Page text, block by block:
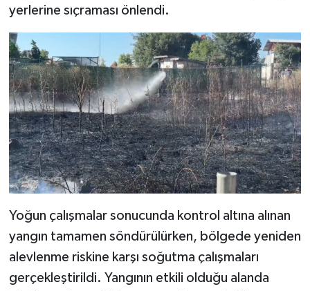
yerlerine sıçraması önlendi.
Yoğun çalışmalar sonucunda kontrol altına alınan
yangın tamamen söndürülürken, bölgede yeniden
alevlenme riskine karşı soğutma çalışmaları
gerçekleştirildi. Yangının etkili olduğu alanda